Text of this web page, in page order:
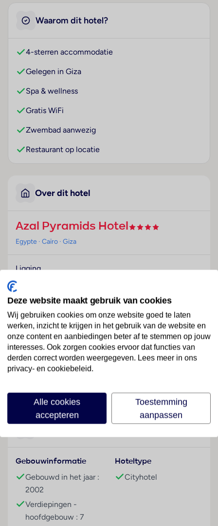
Waarom dit hotel?
4-sterren accommodatie
Gelegen in Giza
Spa & wellness
Gratis WiFi
Zwembad aanwezig
Restaurant op locatie
Over dit hotel
Azal Pyramids Hotel
Egypte · Caïro · Giza
Ligging
Dit hotel bevindt zich in het hart van het woongebied
van Giza, dichtbij de piramides en de sfinx. Het is de
ideale plek om de historische bezienswaardigheden
van Egypte te verkennen. Het stadscentrum is binnen
ongeveer 20 minuten te bereiken.
Hotelfaciliteiten
De 410 kamers zijn verdeeld over 7 verdiepingen en
zijn met een lift bereikbaar. Aan de receptie in de
gasten met raad en daad bij. Verschillende faciliteiten
en diensten – zoals een kluis, een medische dienst,
een kamerservice tegen betaling, een wasservice,
behoren tot de aangeboden voorzieningen. In het
verblijf beschikt over faciliteiten voor
rolstoelgebruikers. Er zijn ook winkels. Buiten biedt
een tuin extra ruimte voor ontspanning en recreatie.
De gasten die met de auto komen, kunnen in een
garage of op de parkeerplaats parkeren.
Gebouwinformatie
Gebouwd in het jaar :
2002
Verdiepingen -
hoofdgebouw : 7
Hoteltype
Cityhotel
Deze website maakt gebruik van cookies
Wij gebruiken cookies om onze website goed te laten
werken, inzicht te krijgen in het gebruik van de website en
onze content en aanbiedingen beter af te stemmen op jouw
interesses. Ook zorgen cookies ervoor dat functies van
derden correct worden weergegeven. Lees meer in ons
privacy- en cookiebeleid.
Alle cookies
accepteren
Toestemming
aanpassen